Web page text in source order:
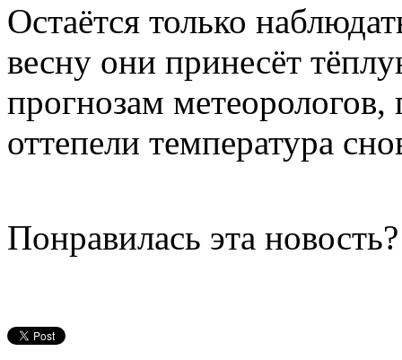
Остаётся только
весну они принесёт
прогнозам
оттепели температура
Понравилась эта